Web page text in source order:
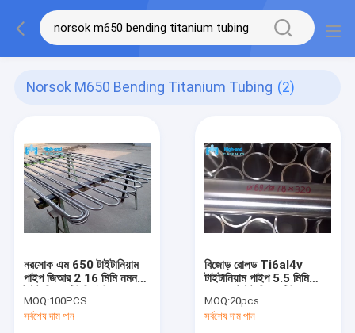
Norsok M650 Bending Titanium Tubing (2)
নরসোক এম 650 টাইটানিয়াম
পাইপ জিআর 2 16 মিমি নমন
MOQ:100PCS
সর্বশেষ দাম পান
বিজোড় রোলড Ti6al4v
টাইটানিয়াম পাইপ 5.5 মিমি
MOQ:20pcs
সর্বশেষ দাম পান